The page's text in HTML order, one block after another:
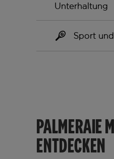
Unterhaltung
Sport
PALMERAIE
ENTDECKEN